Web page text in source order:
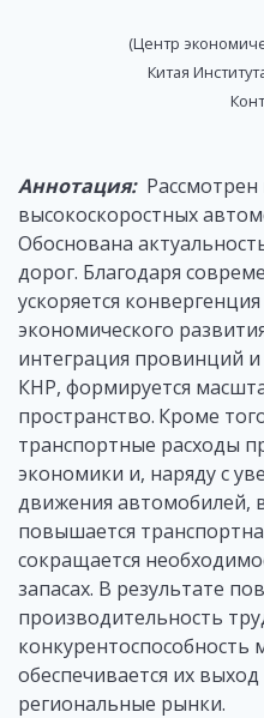
(Центр
Китая
Аннотация:Рассмотрен
высокоскоростных
Обоснована
дорог. Благодаря
ускоряется
экономического
интеграция провинций
КНР, формируется
пространство. Кроме
транспортные расходы
экономики и, наряду с
движения автомобилей,
повышается
сокращается
запасах. В результате
производительность
конкурентоспособность
обеспечивается их
региональные рынки.